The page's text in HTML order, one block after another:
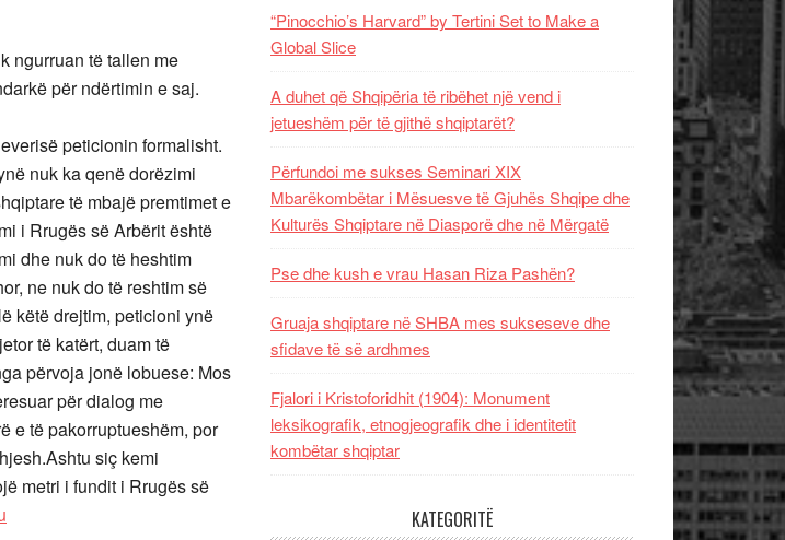
ngurruan të tallen me
për ndërtimin e saj.
peticionin formalisht.
nuk ka qenë dorëzimi
të mbajë premtimet e
i Rrugës së Arbërit është
dhe nuk do të heshtim
ne nuk do të reshtim së
këtë drejtim, peticioni ynë
të katërt, duam të
përvoja jonë lobuese: Mos
për dialog me
e të pakorruptueshëm, por
siç kemi
metri i fundit i Rrugës së
“Pinocchio’s Harvard” by Tertini Set to Make a
Global Slice
A duhet që Shqipëria të ribëhet një vend i
jetueshëm për të gjithë shqiptarët?
Përfundoi me sukses Seminari XIX
Mbarëkombëtar i Mësuesve të Gjuhës Shqipe dhe
Kulturës Shqiptare në Diasporë dhe në Mërgatë
Pse dhe kush e vrau Hasan Riza Pashën?
Gruaja shqiptare në SHBA mes sukseseve dhe
sfidave të së ardhmes
Fjalori i Kristoforidhit (1904): Monument
leksikografik, etnogjeografik dhe i identitetit
kombëtar shqiptar
KATEGORITË